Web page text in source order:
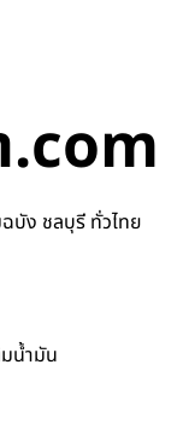
บัง ชลบุรี ทั่วไทย
น้ำมัน